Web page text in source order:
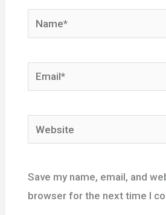
Name*
Email*
Website
Save my name, email, and
browser for the next time I